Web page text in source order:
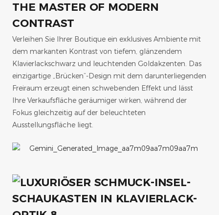
THE MASTER OF MODERN
CONTRAST
Verleihen Sie Ihrer Boutique ein exklusives Ambiente mit
dem markanten Kontrast von tiefem, glänzendem
Klavierlackschwarz und leuchtenden Goldakzenten. Das
einzigartige „Brücken“-Design mit dem darunterliegenden
Freiraum erzeugt einen schwebenden Effekt und lässt
Ihre Verkaufsfläche geräumiger wirken, während der
Fokus gleichzeitig auf der beleuchteten
Ausstellungsfläche liegt.